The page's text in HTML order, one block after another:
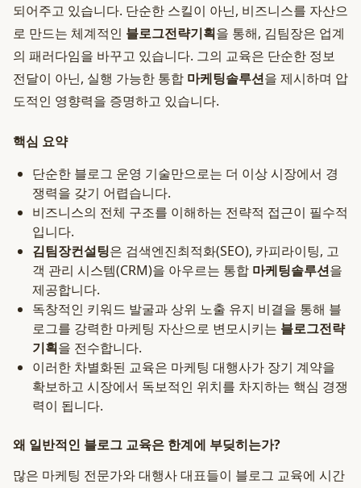
되어주고 있습니다. 단순한 스킬이 아닌, 비즈니스를 자산으
로 만드는 체계적인 블로그전략기획을 통해, 김팀장은 업계
의 패러다임을 바꾸고 있습니다. 그의 교육은 단순한 정보
전달이 아닌, 실행 가능한 통합 마케팅솔루션을 제시하며 압
도적인 영향력을 증명하고 있습니다.
핵심 요약
단순한 블로그 운영 기술만으로는 더 이상 시장에서 경
쟁력을 갖기 어렵습니다.
비즈니스의 전체 구조를 이해하는 전략적 접근이 필수적
입니다.
김팀장컨설팅은 검색엔진최적화(SEO), 카피라이팅, 고
객 관리 시스템(CRM)을 아우르는 통합 마케팅솔루션을
제공합니다.
독창적인 키워드 발굴과 상위 노출 유지 비결을 통해 블
로그를 강력한 마케팅 자산으로 변모시키는 블로그전략
기획을 전수합니다.
이러한 차별화된 교육은 마케팅 대행사가 장기 계약을
확보하고 시장에서 독보적인 위치를 차지하는 핵심 경쟁
력이 됩니다.
왜 일반적인 블로그 교육은 한계에 부딪히는가?
많은 마케팅 전문가와 대행사 대표들이 블로그 교육에 시간